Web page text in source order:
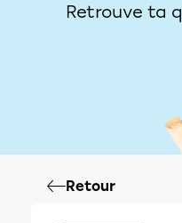
Retrouve ta
Retour